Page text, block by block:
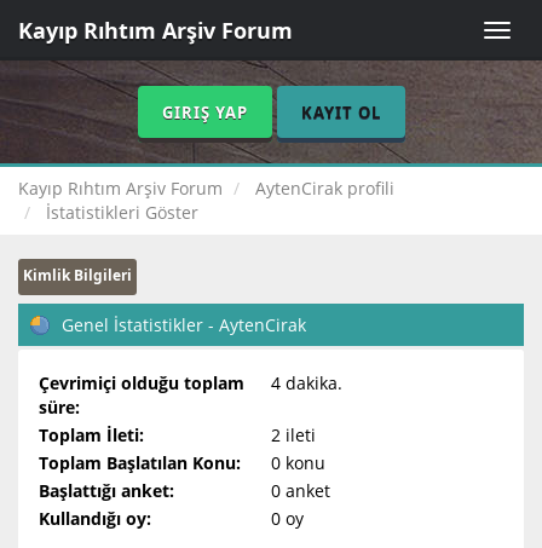
Toggle
Kayıp Rıhtım Arşiv Forum
GIRIŞ YAP KAYIT OL
Kayıp Rıhtım Arşiv Forum
AytenCirak profili
İstatistikleri Göster
Kimlik Bilgileri
Genel İstatistikler - AytenCirak
Çevrimiçi olduğu toplam
süre:
4 dakika.
Toplam İleti:
2 ileti
Toplam Başlatılan Konu:
0 konu
Başlattığı anket:
0 anket
Kullandığı oy:
0 oy